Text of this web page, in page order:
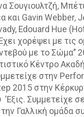
Σουγιουλτζή,
και Gavin
Edouard Hue
χορέψει με τις
με το
Κέντρο
στην
2015 στην
Συμμετείχε
Γαλλική ομάδα